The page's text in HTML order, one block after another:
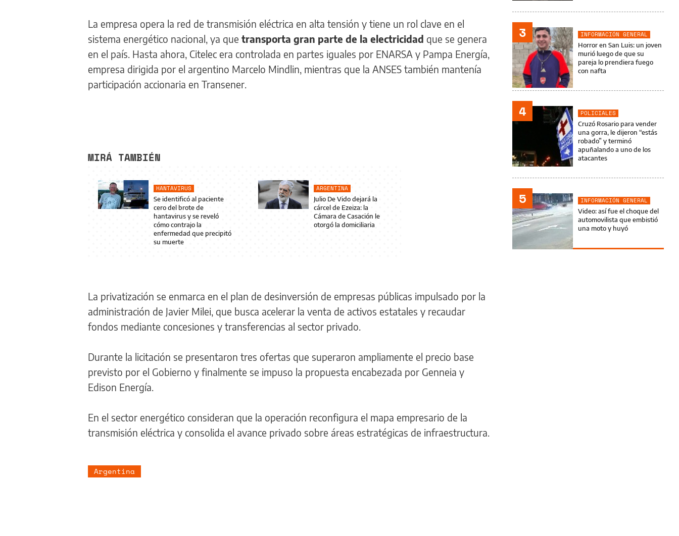
La empresa opera la red de transmisión eléctrica en alta tensión y tiene un rol clave en el
sistema energético nacional, ya que transporta gran parte de la electricidad que se genera
en el país. Hasta ahora, Citelec era controlada en partes iguales por ENARSA y Pampa Energía,
empresa dirigida por el argentino Marcelo Mindlin, mientras que la ANSES también mantenía
participación accionaria en Transener.
MIRÁ TAMBIÉN
HANTAVIRUS
Se identificó al paciente
cero del brote de
hantavirus y se reveló
cómo contrajo la
enfermedad que precipitó
su muerte
ARGENTINA
Julio De Vido dejará la
cárcel de Ezeiza: la
Cámara de Casación le
otorgó la domiciliaria
La privatización se enmarca en el plan de desinversión de empresas públicas impulsado por la
administración de Javier Milei, que busca acelerar la venta de activos estatales y recaudar
fondos mediante concesiones y transferencias al sector privado.
Durante la licitación se presentaron tres ofertas que superaron ampliamente el precio base
previsto por el Gobierno y finalmente se impuso la propuesta encabezada por Genneia y
Edison Energía.
En el sector energético consideran que la operación reconfigura el mapa empresario de la
transmisión eléctrica y consolida el avance privado sobre áreas estratégicas de infraestructura.
Argentina
3
INFORMACIÓN GENERAL
Horror en San Luis: un joven
murió luego de que su
pareja lo prendiera fuego
con nafta
4
POLICIALES
Cruzó Rosario para vender
una gorra, le dijeron “estás
robado” y terminó
apuñalando a uno de los
atacantes
5
INFORMACIÓN GENERAL
Video: así fue el choque del
automovilista que embistió
una moto y huyó